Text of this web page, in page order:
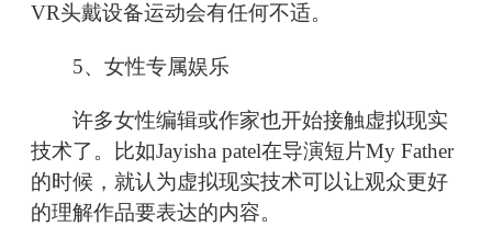
VR头戴设备运动会有任何不适。
5、女性专属娱乐
许多女性编辑或作家也开始接触虚拟现实
技术了。比如Jayisha patel在导演短片My Father
的时候，就认为虚拟现实技术可以让观众更好
的理解作品要表达的内容。